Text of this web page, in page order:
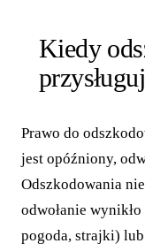
Kiedy
Prawo do
jest opóźniony,
Odszkodowania
odwołanie
pogoda, strajki)